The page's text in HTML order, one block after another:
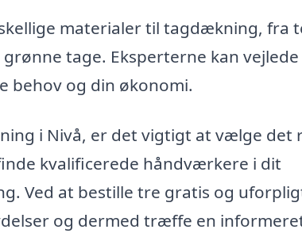
materialer til tagdækning, fra
tage. Eksperterne kan
behov og din økonomi.
i Nivå, er det vigtigt at vælge det
kvalificerede håndværkere i dit
Ved at bestille tre gratis og
og dermed træffe en